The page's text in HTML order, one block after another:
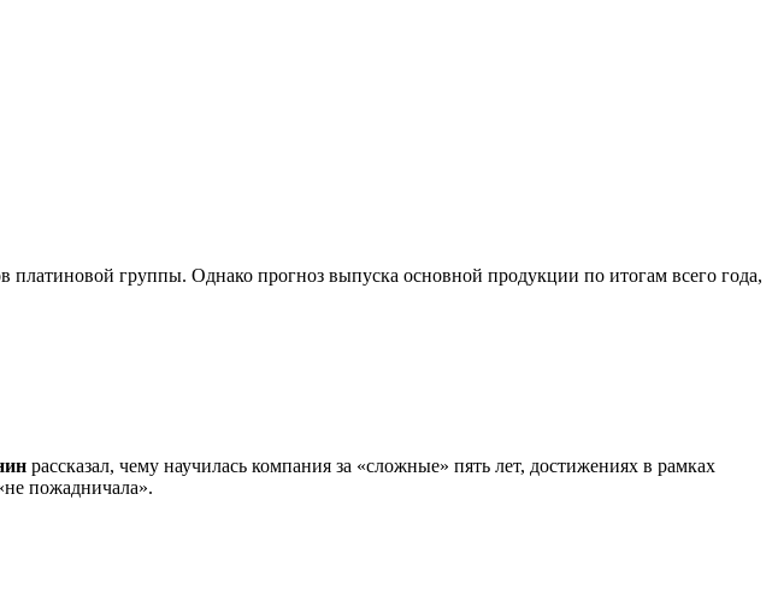
группы. Однако прогноз выпуска основной продукции по итогам всего года,
рассказал, чему научилась компания за «сложные» пять лет, достижениях в рамках
пожадничала».